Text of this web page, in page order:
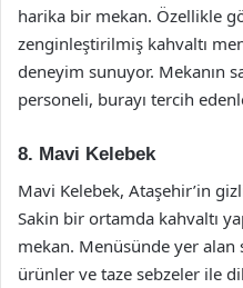
harika bir mekan. Özellikle
zenginleştirilmiş kahvaltı
deneyim sunuyor. Mekanın
personeli, burayı tercih
8. Mavi Kelebek
Mavi Kelebek, Ataşehir’in
Sakin bir ortamda kahvaltı
mekan. Menüsünde yer alan
ürünler ve taze sebzeler ile